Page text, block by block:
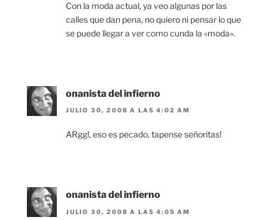
Con la moda actual, ya veo algunas por las
calles que dan pena, no quiero ni pensar lo que
se puede llegar a ver como cunda la «moda».
onanista del infierno
JULIO 30, 2008 A LAS 4:02 AM
ARgg!, eso es pecado, tapense señoritas!
onanista del infierno
JULIO 30, 2008 A LAS 4:05 AM